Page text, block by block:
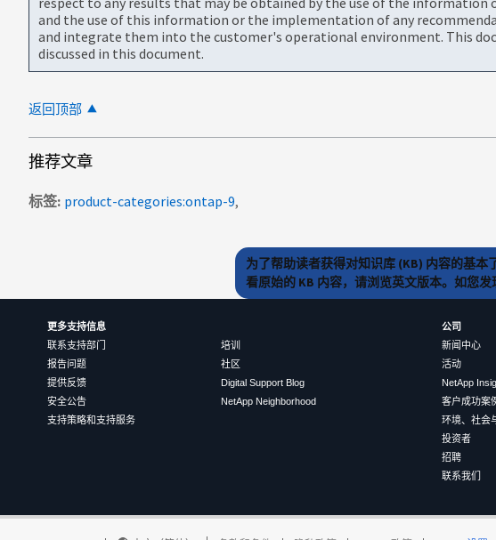
and the use of this information or the implementation of any
and integrate them into the customer's operational environment. This
discussed in this document.
返回顶部
推荐文章
标签 product-categories:ontap-9
为了帮助读者获得对知识库 (KB) 内容的基
看原始的 KB 内容，请浏览英文版本。如您
更多支持信息
联系支持部门
报告问题
提供反馈
安全公告
支持策略和支持服务
培训
社区
Digital Support Blog
NetApp Neighborhood
公司
新闻中心
活动
NetApp
客户成功案
环境、社会
投资者
招聘
联系我们